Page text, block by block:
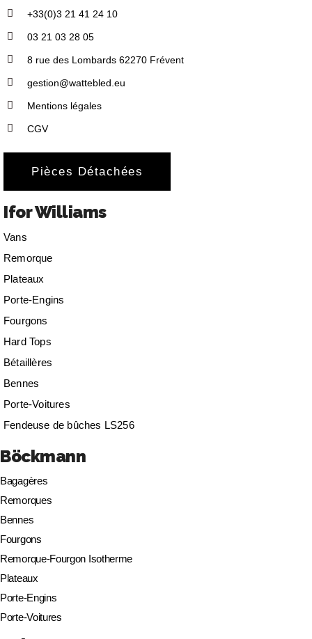
+33(0)3 21 41 24 10
03 21 03 28 05
8 rue des Lombards 62270 Frévent
gestion@wattebled.eu
Mentions légales
CGV
Pièces Détachées
Ifor Williams
Vans
Remorque
Plateaux
Porte-Engins
Fourgons
Hard Tops
Bétaillères
Bennes
Porte-Voitures
Fendeuse de bûches LS256
Böckmann
Bagagères
Remorques
Bennes
Fourgons
Remorque-Fourgon Isotherme
Plateaux
Porte-Engins
Porte-Voitures